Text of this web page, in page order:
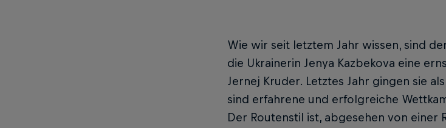
Wie wir seit letztem Jahr wissen, sind
die Ukrainerin Jenya Kazbekova eine
Jernej Kruder. Letztes Jahr gingen sie
sind erfahrene und erfolgreiche
Der Routenstil ist, abgesehen von